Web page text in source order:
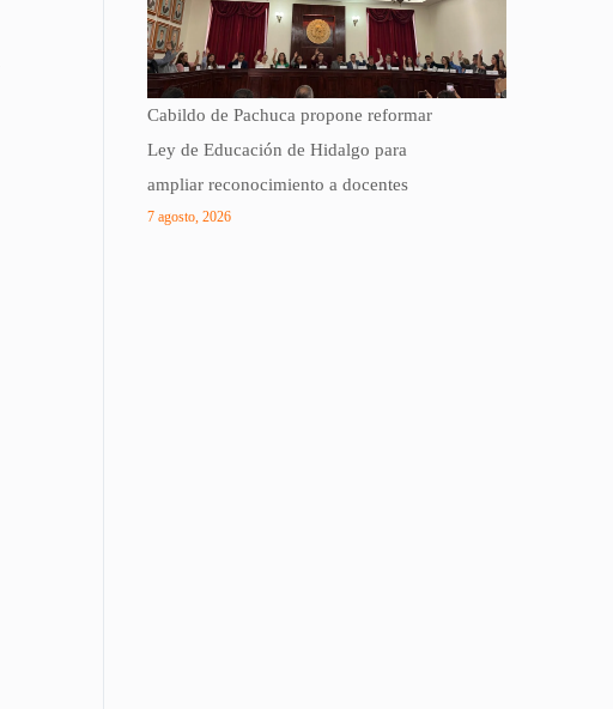
Cabildo de Pachuca propone reformar
Ley de Educación de Hidalgo para
ampliar reconocimiento a docentes
7 agosto, 2026